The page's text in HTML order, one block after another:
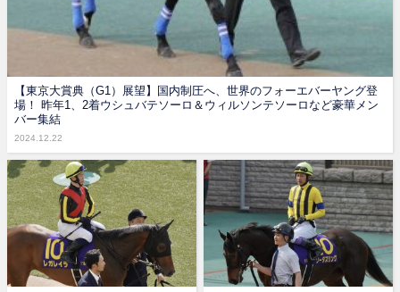
【東京大賞典（G1）展望】国内制圧へ、世界のフォーエバーヤング登
場！ 昨年1、2着ウシュバテソーロ＆ウィルソンテソーロなど豪華メン
バー集結
2024.12.22